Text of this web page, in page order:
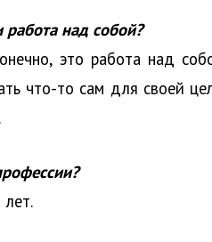
работа над собой?
это работа над
что-то сам для своей
лет.